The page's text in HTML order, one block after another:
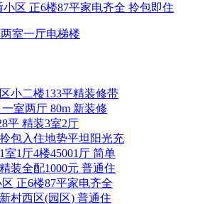
小区 正6楼87平家电齐全 拎包即住
室一厅电梯楼
小二楼133平精装修带
室两厅 80m 新装修
平 精装3室2厅
包入住地势平坦阳光充
室1厅4楼45001厅 简单
装全配1000元 普通住
正6楼87平家电齐全
村西区(园区) 普通住